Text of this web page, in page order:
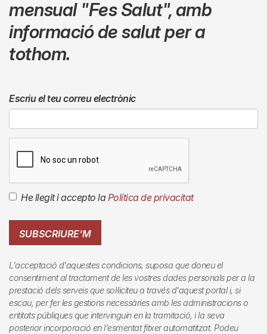
mensual "Fes Salut",amb
informació de salut per a
tothom.
Escriu el teu correu electrònic
He llegit i accepto laPolítica de privacitat
SUBSCRIURE'M
L'acceptació d'aquestes condicions, suposa que doneu el
consentiment al tractament de les vostres dades personals per a la
prestació dels serveis que sol·liciteu a través d'aquest portal i, si
escau, per fer les gestions necessàries amb les administracions o
entitats públiques que intervinguin en la tramitació, i la seva
posterior incorporació en l'esmentat fitxer automatitzat. Podeu